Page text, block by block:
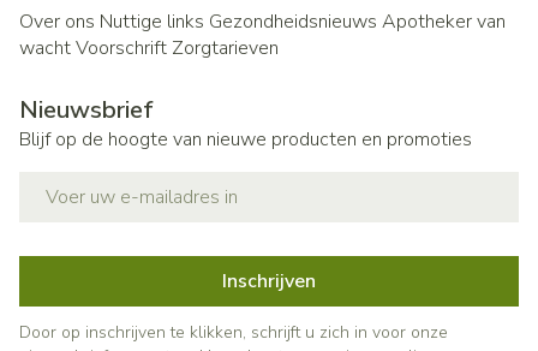
Over ons Nuttige links Gezondheidsnieuws Apotheker van
wachtVoorschrift Zorgtarieven
Nieuwsbrief
Blijf op de hoogte van nieuwe producten en promoties
Inschrijven
Door op inschrijven te klikken, schrijft u zich in voor onze